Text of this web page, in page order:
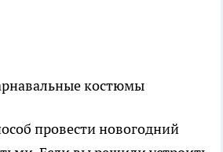
провести новогодний